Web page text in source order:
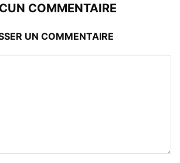
COMMENTAIRE
UN COMMENTAIRE